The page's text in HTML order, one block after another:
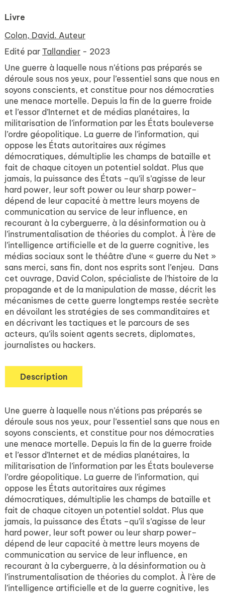
Livre
Colon, David. Auteur
Edité par Tallandier - 2023
Une guerre à laquelle nous n’étions pas préparés se
déroule sous nos yeux, pour l’essentiel sans que nous en
soyons conscients, et constitue pour nos démocraties
une menace mortelle. Depuis la fin de la guerre froide
et l’essor d’Internet et de médias planétaires, la
militarisation de l’information par les États bouleverse
l’ordre géopolitique. La guerre de l’information, qui
oppose les États autoritaires aux régimes
démocratiques, démultiplie les champs de bataille et
fait de chaque citoyen un potentiel soldat. Plus que
jamais, la puissance des États –qu’il s’agisse de leur
hard power, leur soft power ou leur sharp power–
dépend de leur capacité à mettre leurs moyens de
communication au service de leur influence, en
recourant à la cyberguerre, à la désinformation ou à
l’instrumentalisation de théories du complot. À l’ère de
l’intelligence artificielle et de la guerre cognitive, les
médias sociaux sont le théâtre d’une « guerre du Net »
sans merci, sans fin, dont nos esprits sont l’enjeu. Dans
cet ouvrage, David Colon, spécialiste de l’histoire de la
propagande et de la manipulation de masse, décrit les
mécanismes de cette guerre longtemps restée secrète
en dévoilant les stratégies de ses commanditaires et
en décrivant les tactiques et le parcours de ses
acteurs, qu’ils soient agents secrets, diplomates,
journalistes ou hackers.
Description
Une guerre à laquelle nous n’étions pas préparés se
déroule sous nos yeux, pour l’essentiel sans que nous en
soyons conscients, et constitue pour nos démocraties
une menace mortelle. Depuis la fin de la guerre froide
et l’essor d’Internet et de médias planétaires, la
militarisation de l’information par les États bouleverse
l’ordre géopolitique. La guerre de l’information, qui
oppose les États autoritaires aux régimes
démocratiques, démultiplie les champs de bataille et
fait de chaque citoyen un potentiel soldat. Plus que
jamais, la puissance des États –qu’il s’agisse de leur
hard power, leur soft power ou leur sharp power–
dépend de leur capacité à mettre leurs moyens de
communication au service de leur influence, en
recourant à la cyberguerre, à la désinformation ou à
l’instrumentalisation de théories du complot. À l’ère de
l’intelligence artificielle et de la guerre cognitive, les